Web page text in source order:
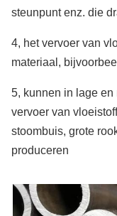
steunpunt enz. die
4, het vervoer van
materiaal,
5, kunnen in lage
vervoer van
stoombuis, grote
produceren